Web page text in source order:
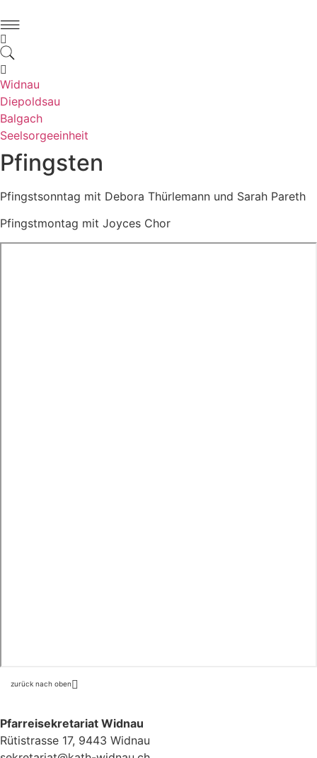
Inhalt
springen
Widnau
Diepoldsau
Balgach
Seelsorgeeinheit
Pfingsten
Pfingstsonntag mit Debora Thürlemann und Sarah Pareth
Pfingstmontag mit Joyces Chor
zurück nach oben
Pfarreisekretariat Widnau
Rütistrasse 17, 9443 Widnau